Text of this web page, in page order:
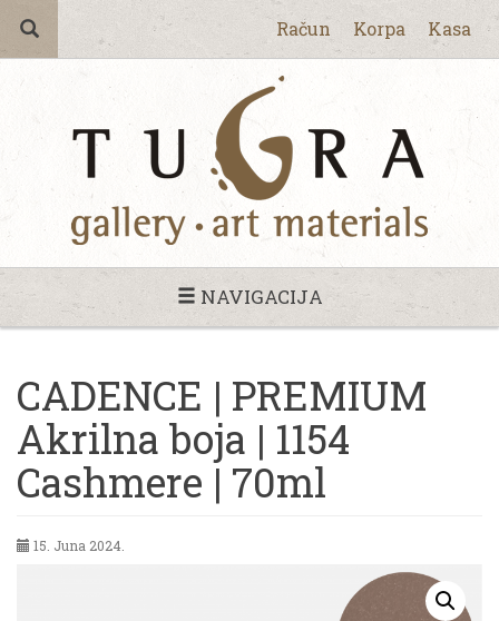
Račun Korpa Kasa
NAVIGACIJA
CADENCE | PREMIUM
Akrilna boja | 1154
Cashmere | 70ml
15. Juna 2024.